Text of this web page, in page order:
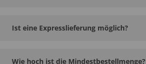
Ist eine Expresslieferung möglich?
Wie hoch ist die Mindestbestellmenge?